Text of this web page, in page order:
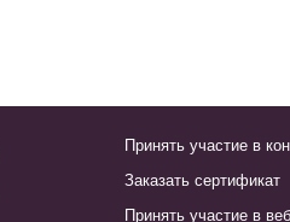
Принять участие в
Заказать сертификат
Принять участие в